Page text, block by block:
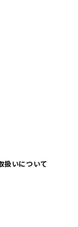
扱いについて